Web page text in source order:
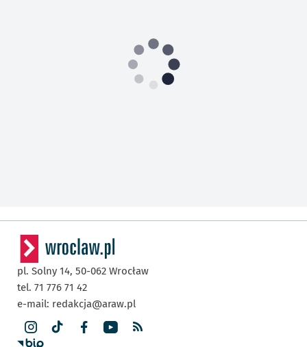
pl. Solny 14, 50-062 Wrocław
tel. 71 776 71 42
e-mail: redakcja@araw.pl